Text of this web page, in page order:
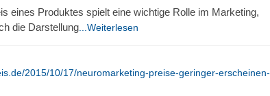
eines Produktes spielt eine wichtige Rolle im Marketing,
die Darstellung ...Weiterlesen
2015/10/17/neuromarketing-preise-geringer-erscheinen-